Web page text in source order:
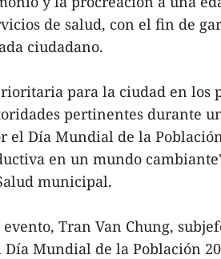
de salud, con el fin de
ciudadano.
para la ciudad en los
pertinentes durante
el Día Mundial de la
en un mundo
municipal.
Tran Van Chung,
Mundial de la Población